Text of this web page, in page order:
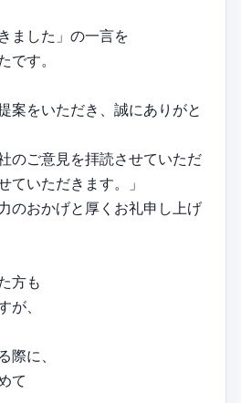
ました」の一言を
です。
案をいただき、誠にありがと
のご意見を拝読させていただ
ていただきます。」
のおかげと厚くお礼申し上げ
方も
が、
際に、
て